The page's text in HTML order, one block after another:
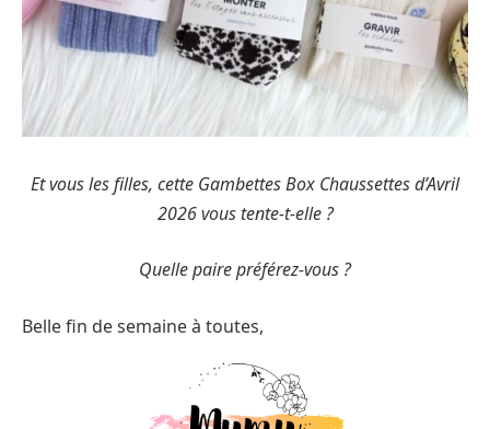
Et vous les filles, cette Gambettes Box Chaussettes d’Avril
2026 vous tente-t-elle ?
Quelle paire préférez-vous ?
Belle fin de semaine à toutes,